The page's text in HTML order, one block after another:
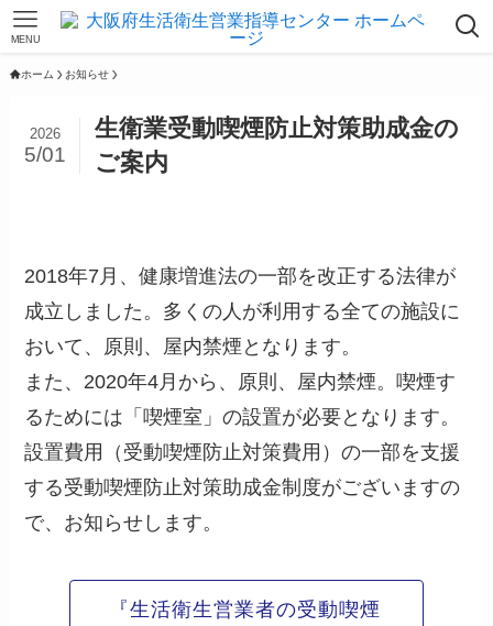
MENU
ホーム お知らせ
生衛業受動喫煙防止対策助成金の
ご案内
2026
5/01
2018年7月、健康増進法の一部を改正する法律が
成立しました。多くの人が利用する全ての施設に
おいて、原則、屋内禁煙となります。
また、2020年4月から、原則、屋内禁煙。喫煙す
るためには「喫煙室」の設置が必要となります。
設置費用（受動喫煙防止対策費用）の一部を支援
する受動喫煙防止対策助成金制度がございますの
で、お知らせします。
『生活衛生営業者の受動喫煙